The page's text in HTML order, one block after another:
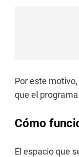
Por este
que el
Cómo
El espacio que